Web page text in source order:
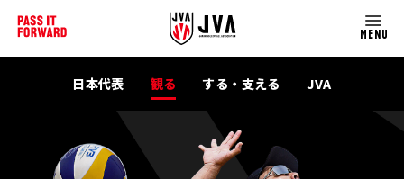
MENU
日本代表 観る する・支える JVA